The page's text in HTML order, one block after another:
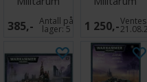
Krieg Heavy
Weapon
385,- Antall på
lager:5
Combat
Patrol
1 250,-Ventes